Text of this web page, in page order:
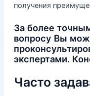
получения
За более
вопросу Вы
экспертами.
Часто